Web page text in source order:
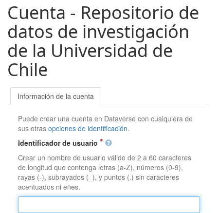
Cuenta - Repositorio de
datos de investigación
de la Universidad de
Chile
Información de la cuenta
Puede crear una cuenta en Dataverse con cualquiera de
sus otrasopciones de identificación.
Identificador de usuario
Crear un nombre de usuario válido de 2 a 60 caracteres
de longitud que contenga letras (a-Z), números (0-9),
rayas (-), subrayados (_), y puntos (.) sin caracteres
acentuados ni eñes.